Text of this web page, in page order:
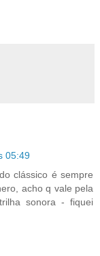
05:49
clássico é sempre
acho q vale pela
sonora - fiquei